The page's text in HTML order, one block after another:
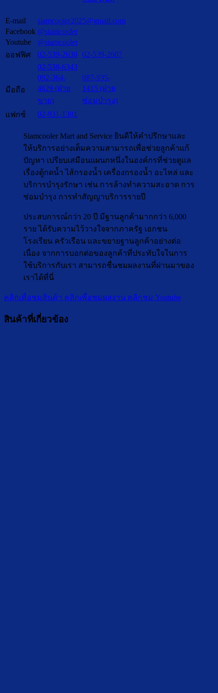
E-mail
siamcooler2025@gmail.com
Facebook @siamcooler
Youtube
@siamcooler
ออฟฟิศ
02-539-2630 02-539-2607
02-538-6343
มือถือ
092-364-
4629 (ฝ่าย
ขาย)
087-935-
1415 (ฝ่าย
ซ่อมบำรุง)
แฟกซ์
02-931-1381
Siamcooler Mart and Service ยินดีให้คำปรึกษาและ
ให้บริการอย่างเต็มความสามารถเพื่อช่วยลูกค้าแก้
ปัญหา เปรียบเสมือนแผนกหนึ่งในองค์กรที่ช่วยดูแล
เรื่องตู้กดน้ำ ไส้กรองน้ำ เครื่องกรองน้ำ อะไหล่ และ
บริการบำรุงรักษา เช่น การล้างทำความสะอาด การ
ซ่อมบำรุง การทำสัญญาบริการรายปี
ประสบการณ์กว่า 20 ปี มีฐานลูกค้ามากกว่า 6,000
ราย ได้รับความไว้วางใจจากภาครัฐ เอกชน
โรงเรียน ครัวเรือน และขยายฐานลูกค้าอย่างต่อ
เนื่อง จากการบอกต่อของลูกค้าที่ประทับใจในการ
ใช้บริการกับเรา สามารถชื่นชมผลงานที่ผ่านมาของ
เราได้ที่นี่
คลิกเพื่อชมสินค้า คลิกเพื่อชมผลงาน คลิกชม Youtube
สินค้าที่เกี่ยวข้อง